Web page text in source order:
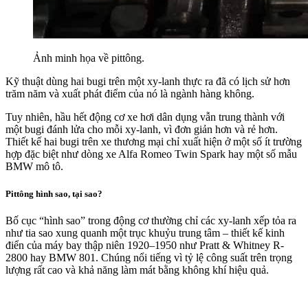
Ảnh minh họa về pittông.
Kỹ thuật dùng hai bugi trên một xy-lanh thực ra đã có lịch sử hơn
trăm năm và xuất phát điểm của nó là ngành hàng không.
Tuy nhiên, hầu hết động cơ xe hơi dân dụng vẫn trung thành với
một bugi đánh lửa cho mỗi xy-lanh, vì đơn giản hơn và rẻ hơn.
Thiết kế hai bugi trên xe thương mại chỉ xuất hiện ở một số ít trường
hợp đặc biệt như dòng xe Alfa Romeo Twin Spark hay một số mẫu
BMW mô tô.
Pittông hình sao, tại sao?
Bố cục “hình sao” trong động cơ thường chỉ các xy-lanh xếp tỏa ra
như tia sao xung quanh một trục khuỷu trung tâm – thiết kế kinh
điển của máy bay thập niên 1920–1950 như Pratt & Whitney R-
2800 hay BMW 801. Chúng nổi tiếng vì tỷ lệ công suất trên trọng
lượng rất cao và khả năng làm mát bằng không khí hiệu quả.